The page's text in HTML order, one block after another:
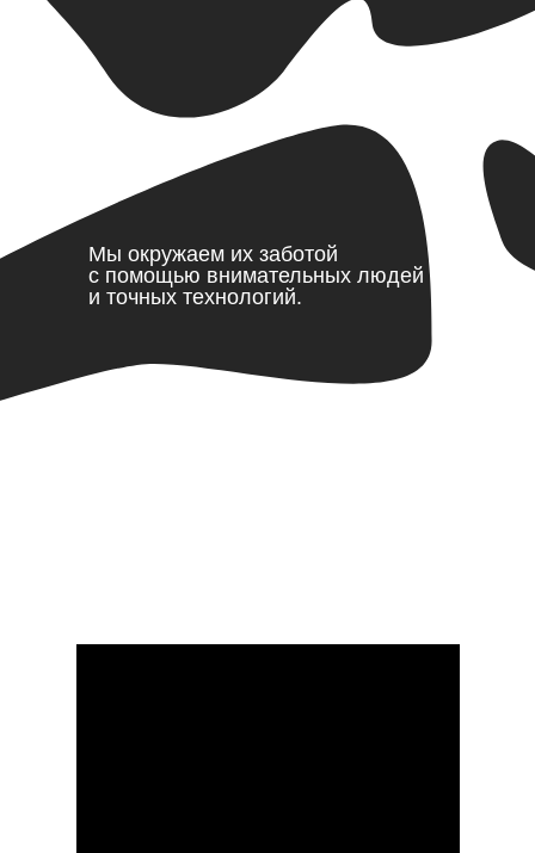
Мы окружаем их заботой
с помощью внимательных людей
и точных технологий.